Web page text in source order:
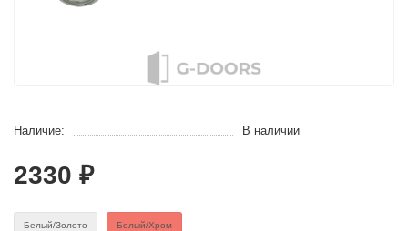
Наличие: В наличии
2330 ₽
Белый/Золото Белый/Хром